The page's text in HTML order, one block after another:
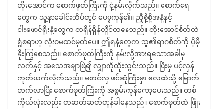
တိုးအောင်က စောက်ဖုတ်ကြီးကို ငုံ့နမ်းလိုက်သည်။ စောက်ရေ
တွေက သူ့နှာခေါင်းထိပ်တွင် ပေပွကုန်၏။ ညှီစို့စို့အနံ့နှင့်
ငါးဖောင်ရိုးနံ့တွေက တရှိန်ရှိန်လှိုင်ထနေသည်။ တိုးအောင်စိတ်ထဲ
ရွံစရာဟု လုံးဝမထင်မှတ်ပေ။ ဤရနံ့တွေက သူ၏ရာဂစိတ်ကို ပိုမို
နိုးကြွစေသည်။ စောက်ဖုတ်ကြီးကို နမ်းလို့အားရသောအခါမှ
လက်နှင့် အသေအချာဖြဲ၍ လျှာကိုထိုးသွင်းသည်။ ပြီးမှ ပင့်လှန်
ကုတ်ယက်လိုက်သည်။ မတင်လှ ဖင်ဆုံကြီးမှာ လေထဲသို့ မြောက်
တက်လာပြီး စောက်ဖုတ်ကြီးကို အစွမ်းကုန်ကော့ပေးသည်။ တစ်
ကိုယ်လုံးလည်း တဆတ်ဆတ်တုန်ခါနေသည်။ စောက်ဖုတ်ထဲ ဖြိုး